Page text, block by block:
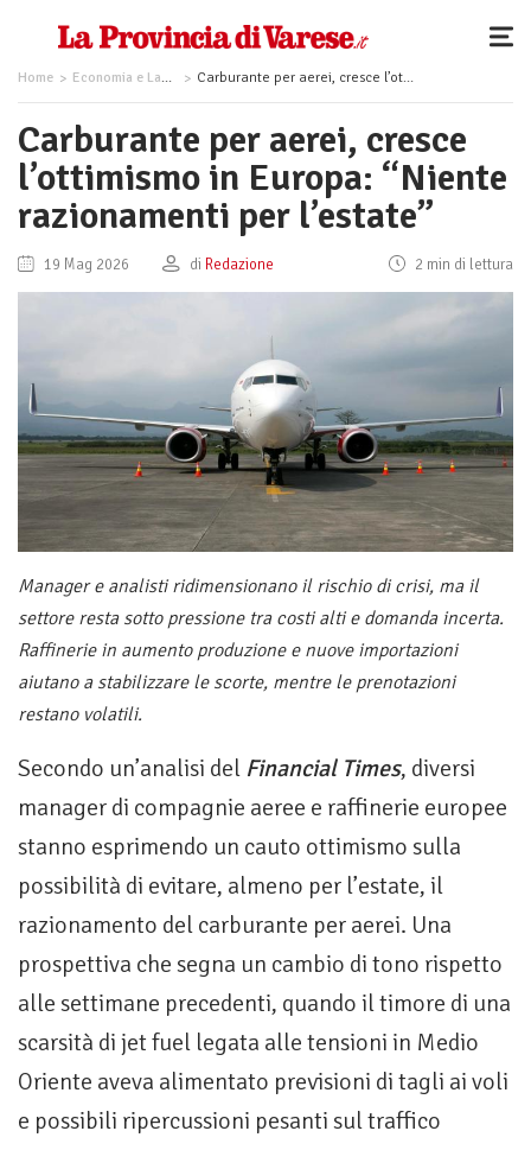
Home Economia e Lavoro Carburante per aerei, cresce l’ottimismo in Europa: “Niente razionamenti per l’estate”
Carburante per aerei, cresce
l’ottimismo in Europa: “Niente
razionamenti per l’estate”
19 Mag 2026 di Redazione 2 min di lettura
Manager e analisti ridimensionano il rischio di crisi, ma il
settore resta sotto pressione tra costi alti e domanda incerta.
Raffinerie in aumento produzione e nuove importazioni
aiutano a stabilizzare le scorte, mentre le prenotazioni
restano volatili.
Secondo un’analisi del Financial Times, diversi
manager di compagnie aeree e raffinerie europee
stanno esprimendo un cauto ottimismo sulla
possibilità di evitare, almeno per l’estate, il
razionamento del carburante per aerei. Una
prospettiva che segna un cambio di tono rispetto
alle settimane precedenti, quando il timore di una
scarsità di jet fuel legata alle tensioni in Medio
Oriente aveva alimentato previsioni di tagli ai voli
e possibili ripercussioni pesanti sul traffico